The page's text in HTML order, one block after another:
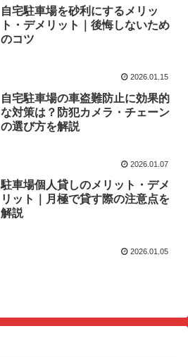
自宅駐車場を砂利にするメリッ
ト・デメリット｜後悔しないため
のコツ
2026.01.15
自宅駐車場の車盗難防止に効果的
な対策は？防犯カメラ・チェーン
の選び方を解説
2026.01.07
駐車場個人貸しのメリット・デメ
リット｜月極で貸す際の注意点を
解説
2026.01.05